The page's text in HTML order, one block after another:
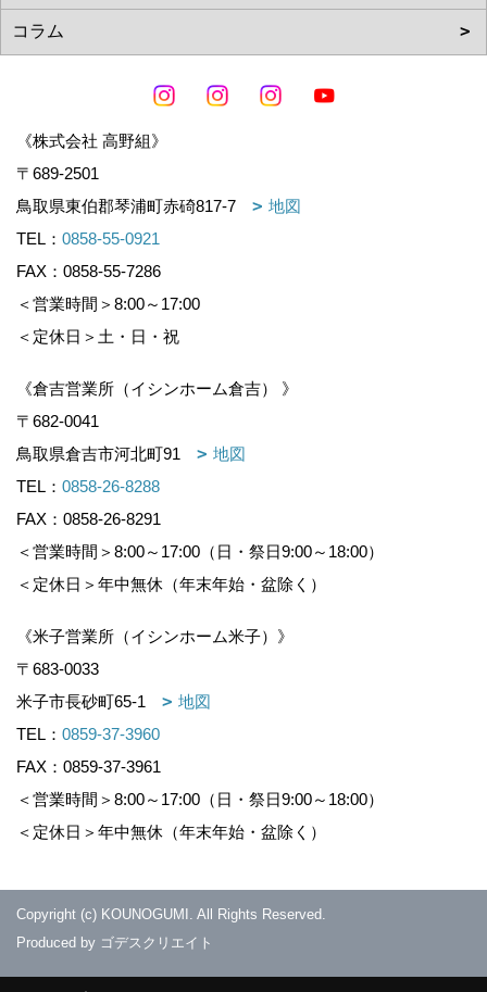
《株式会社 高野組》
〒689-2501
鳥取県東伯郡琴浦町赤碕817-7
地図
TEL： 0858-55-0921
FAX：0858-55-7286
＜営業時間＞8:00～17:00
＜定休日＞土・日・祝
《倉吉営業所（イシンホーム倉吉） 》
〒682-0041
鳥取県倉吉市河北町91
地図
TEL： 0858-26-8288
FAX：0858-26-8291
＜営業時間＞8:00～17:00（日・祭日9:00～18:00）
＜定休日＞年中無休（年末年始・盆除く）
《米子営業所（イシンホーム米子）》
〒683-0033
米子市長砂町65-1
地図
TEL： 0859-37-3960
FAX：0859-37-3961
＜営業時間＞8:00～17:00（日・祭日9:00～18:00）
＜定休日＞年中無休（年末年始・盆除く）
Copyright (c) KOUNOGUMI. All Rights Reserved.
Produced by ゴデスクリエイト